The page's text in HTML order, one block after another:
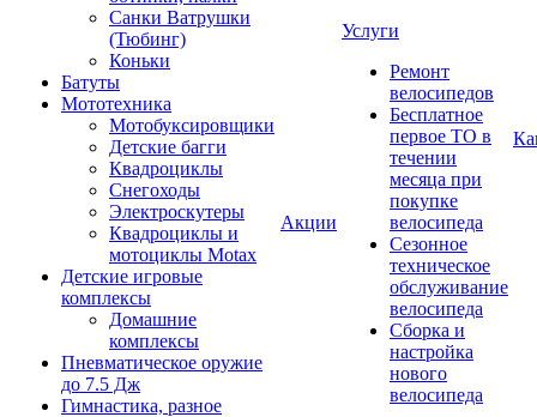
Санки Ватрушки
(Тюбинг)
Коньки
Батуты
Мототехника
Мотобуксировщики
Детские багги
Квадроциклы
Снегоходы
Электроскутеры
Квадроциклы и
мотоциклы Motax
Детские игровые
комплексы
Домашние
комплексы
Пневматическое оружие
до 7.5 Дж
Гимнастика, разное
Акции
Услуги
Ремонт
велосипедов
Бесплатное
первое ТО в
течении
месяца при
покупке
велосипеда
Сезонное
техническое
обслуживание
велосипеда
Сборка и
настройка
нового
велосипеда